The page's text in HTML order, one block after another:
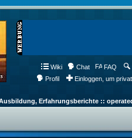
Wiki Chat FAQ
Profil
Einloggen, um
Erfahrungsberichte ::